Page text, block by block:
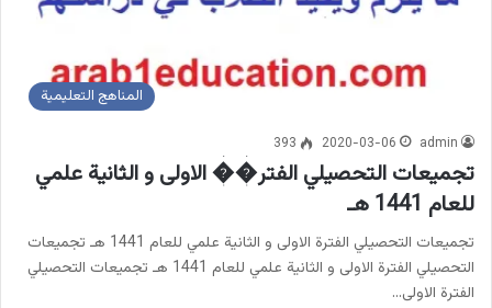
المناهج التعليمية
admin
2020-03-06
393
تجميعات التحصيلي الفتر�� الاولى و الثانية علمي
للعام 1441 هـ
تجميعات التحصيلي الفترة الاولى و الثانية علمي للعام 1441 هـ تجميعات
التحصيلي الفترة الاولى و الثانية علمي للعام 1441 هـ تجميعات التحصيلي
الفترة الاولى…